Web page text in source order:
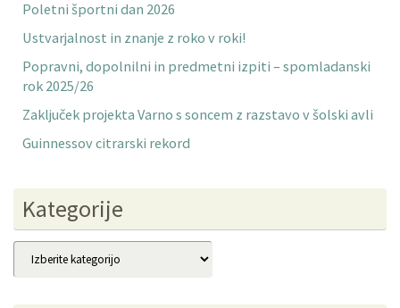
Poletni športni dan 2026
Ustvarjalnost in znanje z roko v roki!
Popravni, dopolnilni in predmetni izpiti – spomladanski
rok 2025/26
Zaključek projekta Varno s soncem z razstavo v šolski avli
Guinnessov citrarski rekord
Kategorije
Kategorije